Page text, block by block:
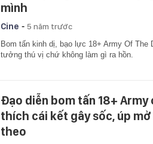
mình
Cine - 5 năm trước
Bom tấn kinh dị, bạo lực 18+ Army Of The
tưởng thú vị chứ không làm gì ra hồn.
Đạo diễn bom tấn 18+ Army
thích cái kết gây sốc, úp
theo